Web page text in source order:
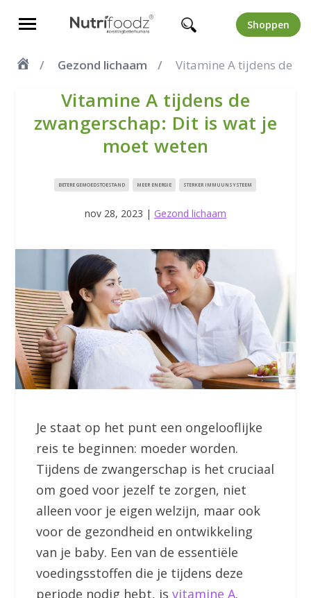
Shoppen
Gezond lichaam Vitamine A tijdens de
Vitamine A tijdens de
zwangerschap: Dit is wat je
moet weten
BETERE GEMOEDSTOESTAND MEER ENERGIE STERKER IMMUUNSYSTEEM
nov 28, 2023 | Gezond lichaam
Je staat op het punt een ongelooflijke
reis te beginnen: moeder worden.
Tijdens de zwangerschap is het cruciaal
om goed voor jezelf te zorgen, niet
alleen voor je eigen welzijn, maar ook
voor de gezondheid en ontwikkeling
van je baby. Een van de essentiële
voedingsstoffen die je tijdens deze
periode nodig hebt, isvitamine A.